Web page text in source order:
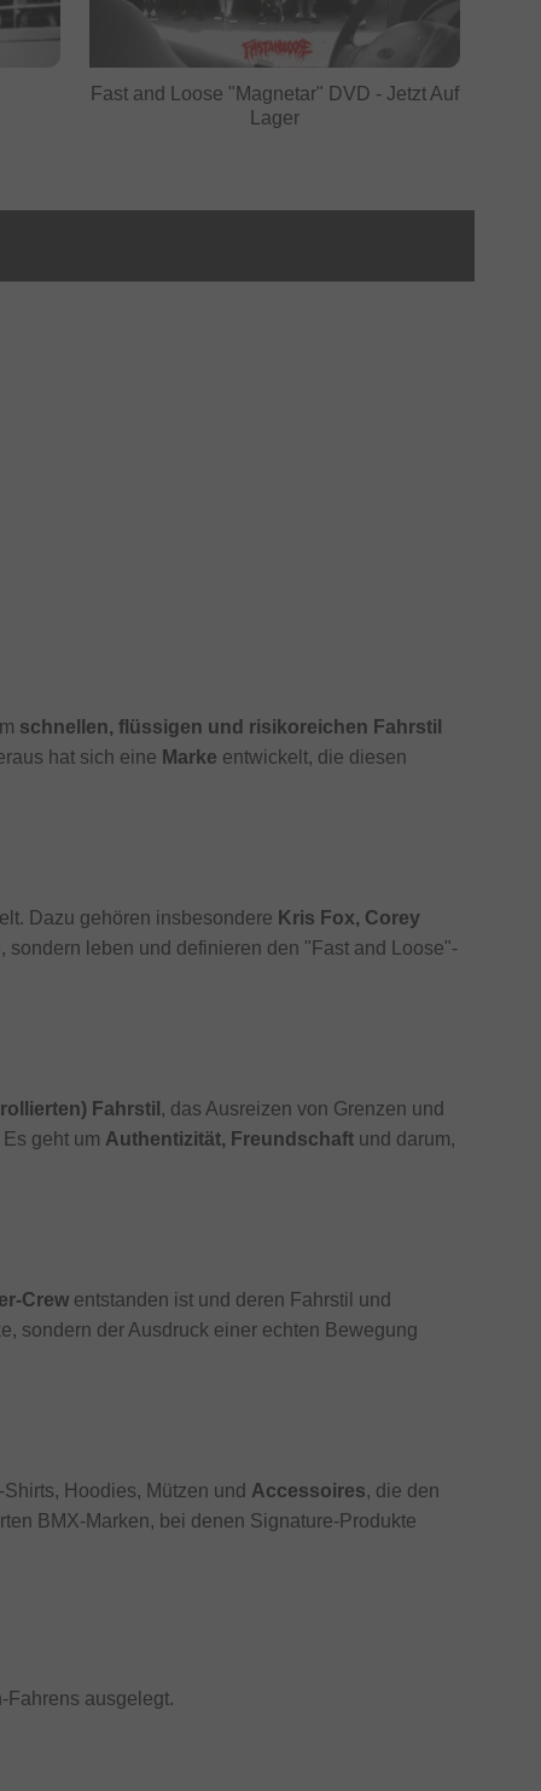
Fast and Loose "Magnetar" DVD - Jetzt Auf
Lager
schnellen, flüssigen und risikoreichen Fahrstil
hat sich eine Marke entwickelt, die diesen
Dazu gehören insbesondere Kris Fox, Corey
sondern leben und definieren den "Fast and Loose"-
Fahrstil , das Ausreizen von Grenzen und
geht um Authentizität, Freundschaft und darum,
Crew entstanden ist und deren Fahrstil und
sondern der Ausdruck einer echten Bewegung
Hoodies, Mützen und Accessoires, die den
BMX-Marken, bei denen Signature-Produkte
Fahrens ausgelegt.